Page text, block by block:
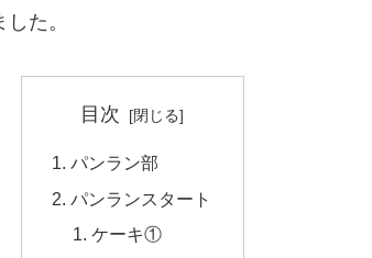
た。
目次
パンラン部
パンランスタート
ケーキ①